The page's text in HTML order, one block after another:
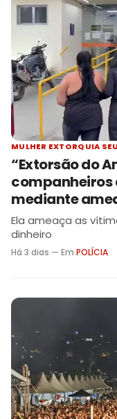
MULHER EXTORQUIA
“Extorsão do
companheiros
mediante
Ela ameaça as
dinheiro
Há 3 dias — Em POLÍCIA